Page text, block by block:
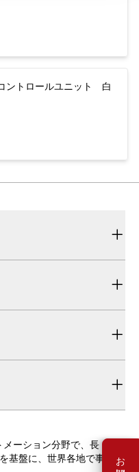
ントロールユニット 白
ーション分野で、長
基盤に、世界各地で事